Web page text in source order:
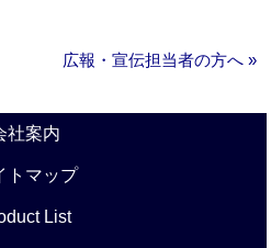
広報・宣伝担当者の方へ »
社案内
トマップ
List